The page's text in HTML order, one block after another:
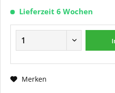
Lieferzeit 6 Wochen
Merken